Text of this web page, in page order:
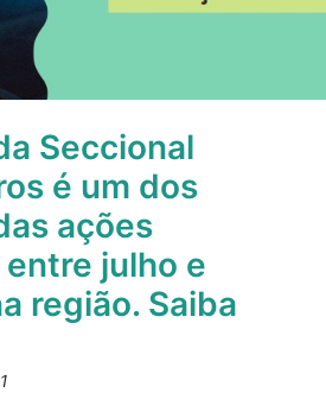
Seccional
é um dos
ações
julho e
região. Saiba